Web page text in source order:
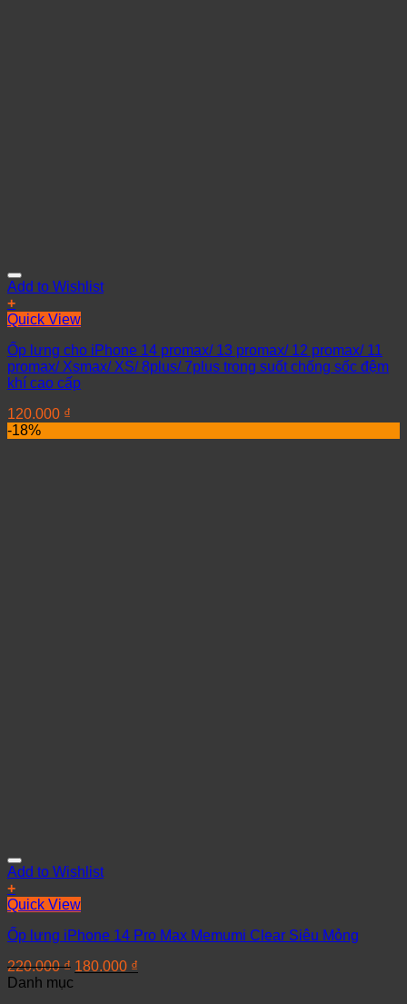
Add to Wishlist
+
Quick View
Ốp lưng cho iPhone 14 promax/ 13 promax/ 12 promax/ 11
promax/ Xsmax/ XS/ 8plus/ 7plus trong suốt chống sốc đệm
khí cao cấp
120.000 ₫
-18%
Add to Wishlist
+
Quick View
Ốp lưng iPhone 14 Pro Max Memumi Clear Siêu Mỏng
220.000₫ 180.000 ₫
Danh mục